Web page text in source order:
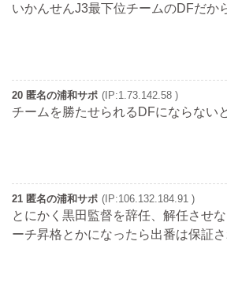
いかんせんJ3最下位チームのDFだか
20 匿名の浦和サポ (IP:1.73.142.58 )
チームを勝たせられるDFにならない
21 匿名の浦和サポ (IP:106.132.184.91 )
とにかく黒田監督を辞任、解任させ
ーチ昇格とかになったら出番は保証さ